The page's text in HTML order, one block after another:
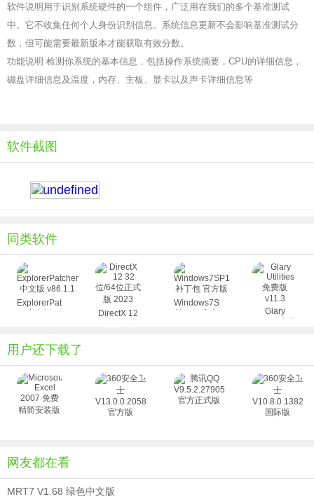
软件说明用于识别系统硬件的一个组件，广泛用在我们的多个基准测试
中。它不收集任何个人身份识别信息。系统信息更新不会影响基准测试分
数，但可能需要最新版本才能获取有效分数。
功能说明 检测你系统的基本信息，包括操作系统摘要，CPU的详细信息，
磁盘详细信息及温度，内存、主板、显卡以及声卡详细信息等
软件截图
同类软件
ExplorerPatcher
中文版
DirectX 12
32位/64位
Windows7SP1
补丁包 官方
Glary
Utilities免费
用户还下载了
网友都在看
MRT7 V1.68 绿色中文版